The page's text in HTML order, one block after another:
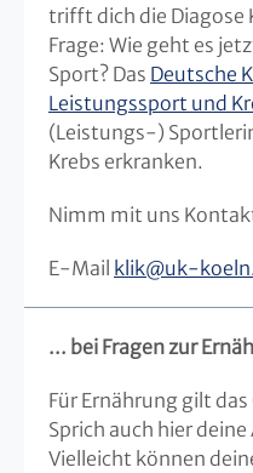
trifft dich die Diagose
Frage: Wie geht es
Sport? Das Deutsche
Leistungssport und
(Leistungs-)
Krebs erkranken.
Nimm mit uns
E-Mail klik@uk-
... bei Fragen zur
Für Ernährung gilt
Sprich auch hier
Vielleicht können